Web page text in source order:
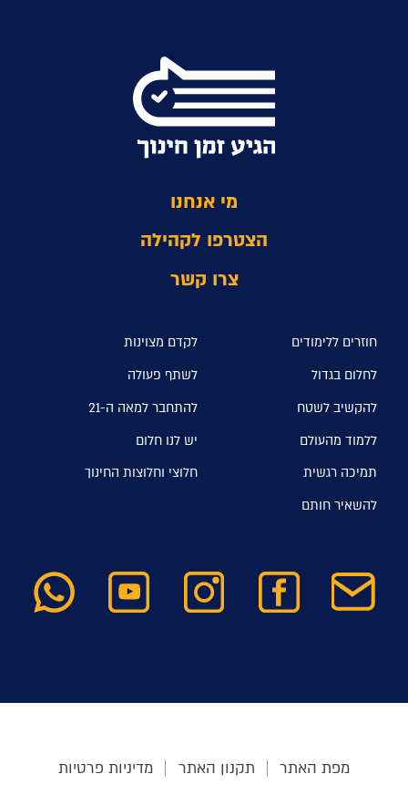
מי אנחנו
הצטרפו לקהילה
צרו קשר
חוזרים ללימודים
לקדם מצוינות
לחלום בגדול
לשתף פעולה
להקשיב לשטח
להתחבר למאה ה-21
ללמוד מהעולם
יש לנו חלום
תמיכה רגשית
חלוצי וחלוצות החינוך
להשאיר חותם
מפת האתר תקנון האתר מדיניות פרטיות